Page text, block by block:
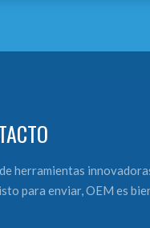
herramientas
para enviar, OEM es